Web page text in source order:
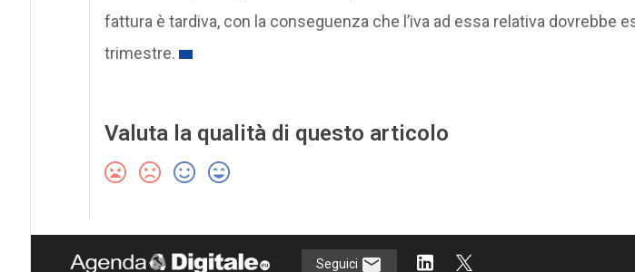
fattura è tardiva, con la conseguenza che l’iva ad essa relativa dovrebbe
trimestre.
Valuta la qualità di questo articolo
Seguici